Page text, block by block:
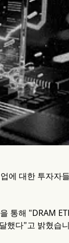
에 대한 투자자
통해 "DRAM
했다"고 밝혔습